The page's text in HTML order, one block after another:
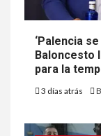
‘Palencia
Baloncesto
para la
3 días atrás